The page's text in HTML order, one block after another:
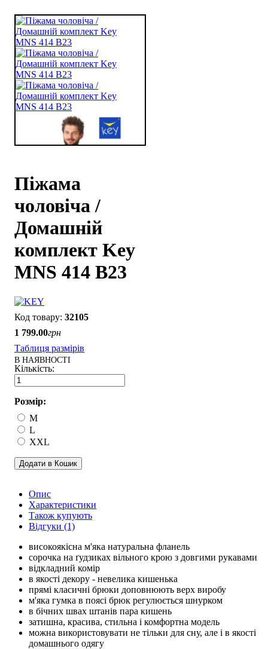
Піжама
чоловіча /
Домашній
комплект Key
MNS 414 B23
32105
1 799.00грн
Таблиця размірів
В НАЯВНОСТІ
Розмір:
M
L
XXL
Додати в Кошик
Опис
Характеристики
Також купують
Відгуки (1)
високоякісна м'яка натуральна фланель
сорочка на ґудзиках вільного крою з довгими рукавами
відкладний комір
в якості декору - невелика кишенька
прямі класичні брюки доповнюють верх виробу
м'яка гумка в поясі брюк регулюється шнурком
в бічних швах штанів пара кишень
затишна, красива, стильна і комфортна модель
можна використовувати не тільки для сну, але і в якості
домашнього одягу